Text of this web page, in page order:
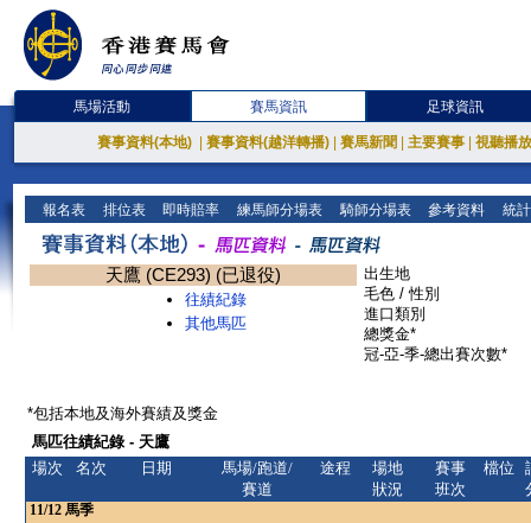
馬場活動 賽馬資訊 足球資訊
賽事資料(本地) 賽事資料(越洋轉播) 賽馬新聞 主要賽事 視聽播
報名表 排位表 即時賠率 練馬師分場表 騎師分場表 參考資料 統
天鷹 (CE293) (已退役)
往績紀錄
其他馬匹
出生地
毛色 / 性別
進口類別
總獎金*
冠-亞-季-總出賽次數*
*包括本地及海外賽績及獎金
馬匹往績紀錄 - 天鷹
場次
名次 日期
馬場/跑道/
賽道
途程
場地
狀況
賽事
班次
檔位
11/12 馬季